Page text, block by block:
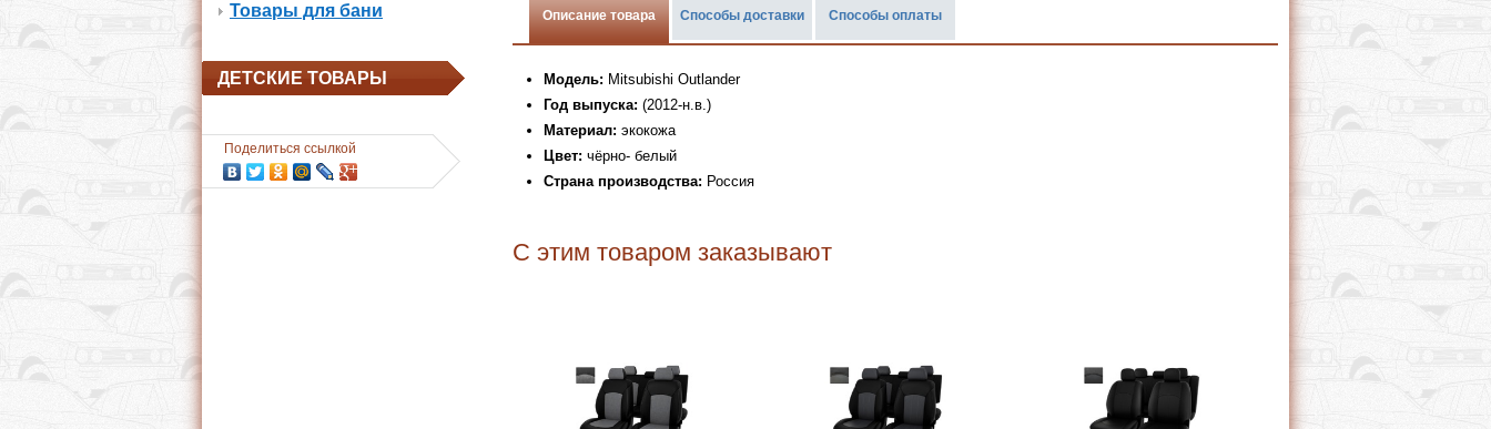
Товары для бани
ДЕТСКИЕ ТОВАРЫ
Поделиться ссылкой
Описание товара Способы доставки Способы оплаты
Модель: Mitsubishi Outlander
Год выпуска: (2012-н.в.)
Материал: экокожа
Цвет: чёрно- белый
Страна производства: Россия
С этим товаром заказывают